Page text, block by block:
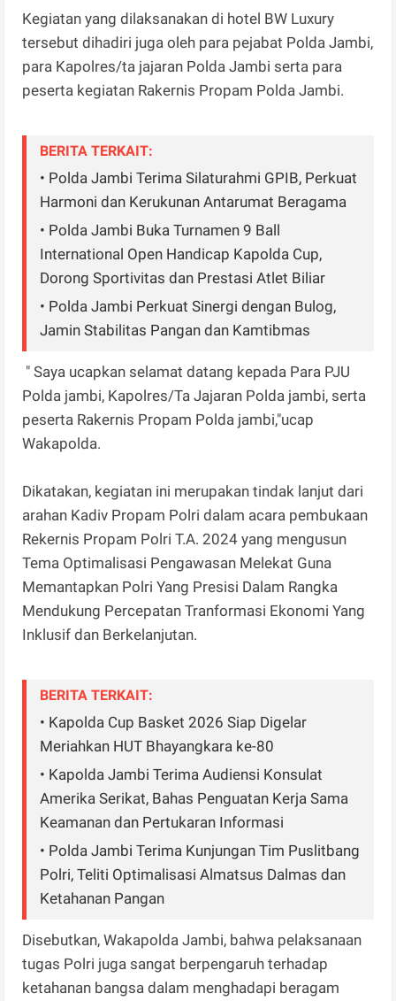
Kegiatan yang dilaksanakan di hotel BW Luxury
tersebut dihadiri juga oleh para pejabat Polda Jambi,
para Kapolres/ta jajaran Polda Jambi serta para
peserta kegiatan Rakernis Propam Polda Jambi.
BERITA TERKAIT:
• Polda Jambi Terima Silaturahmi GPIB, Perkuat
Harmoni dan Kerukunan Antarumat Beragama
• Polda Jambi Buka Turnamen 9 Ball
International Open Handicap Kapolda Cup,
Dorong Sportivitas dan Prestasi Atlet Biliar
• Polda Jambi Perkuat Sinergi dengan Bulog,
Jamin Stabilitas Pangan dan Kamtibmas
" Saya ucapkan selamat datang kepada Para PJU
Polda jambi, Kapolres/Ta Jajaran Polda jambi, serta
peserta Rakernis Propam Polda jambi,"ucap
Wakapolda.
Dikatakan, kegiatan ini merupakan tindak lanjut dari
arahan Kadiv Propam Polri dalam acara pembukaan
Rekernis Propam Polri T.A. 2024 yang mengusun
Tema Optimalisasi Pengawasan Melekat Guna
Memantapkan Polri Yang Presisi Dalam Rangka
Mendukung Percepatan Tranformasi Ekonomi Yang
Inklusif dan Berkelanjutan.
BERITA TERKAIT:
• Kapolda Cup Basket 2026 Siap Digelar
Meriahkan HUT Bhayangkara ke-80
• Kapolda Jambi Terima Audiensi Konsulat
Amerika Serikat, Bahas Penguatan Kerja Sama
Keamanan dan Pertukaran Informasi
• Polda Jambi Terima Kunjungan Tim Puslitbang
Polri, Teliti Optimalisasi Almatsus Dalmas dan
Ketahanan Pangan
Disebutkan, Wakapolda Jambi, bahwa pelaksanaan
tugas Polri juga sangat berpengaruh terhadap
ketahanan bangsa dalam menghadapi beragam